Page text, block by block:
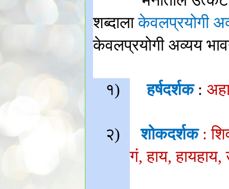
शब्दालाकेवलप्रयोगी
केवलप्रयोगी अव्यय
१) हर्षदर्शक:
२) शोकदर्शक :
गं,हाय,हायहाय,